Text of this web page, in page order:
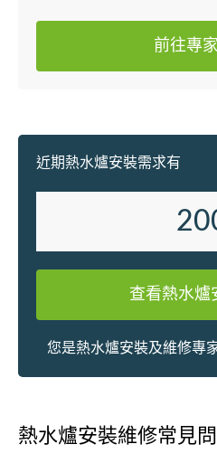
前往專
近期熱水爐安裝需求有
查看熱水爐
您是熱水爐安裝及維修專
熱水爐安裝維修常見